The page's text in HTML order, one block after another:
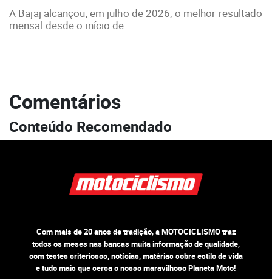
A Bajaj alcançou, em julho de 2026, o melhor resultado
mensal desde o início de...
Comentários
Conteúdo Recomendado
Com mais de 20 anos de tradição, a MOTOCICLISMO traz
todos os meses nas bancas muita informação de qualidade,
com testes criteriosos, notícias, matérias sobre estilo de vida
e tudo mais que cerca o nosso maravilhoso Planeta Moto!